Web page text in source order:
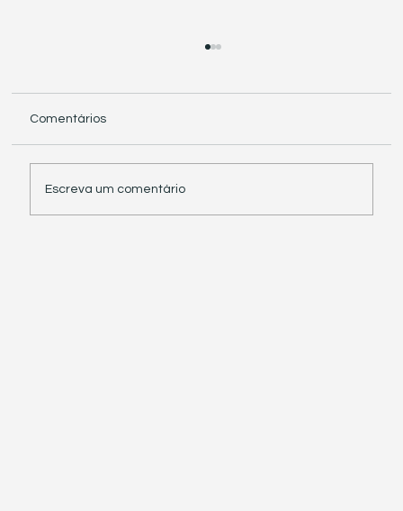
Comentários
Escreva um comentário